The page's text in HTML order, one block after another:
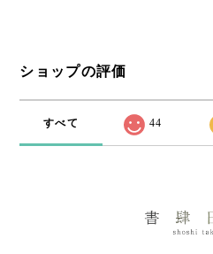
ショップの評価
すべて 44